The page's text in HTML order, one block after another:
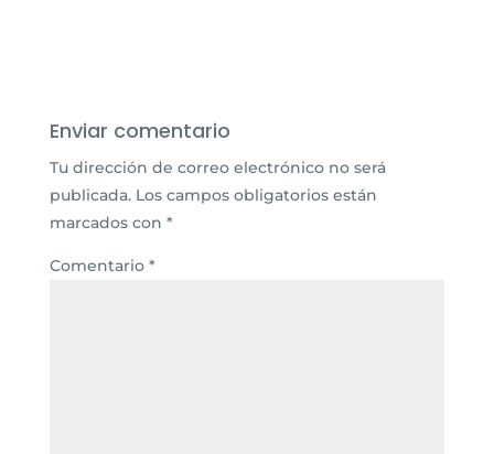
Enviar comentario
Tu dirección de correo electrónico no será
publicada. Los campos obligatorios están
marcados con *
Comentario *